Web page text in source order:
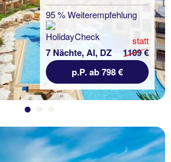
95 % Weiterempfehlung
7 Nächte, AI, DZ
statt
1109 €
p.P. ab 798 €